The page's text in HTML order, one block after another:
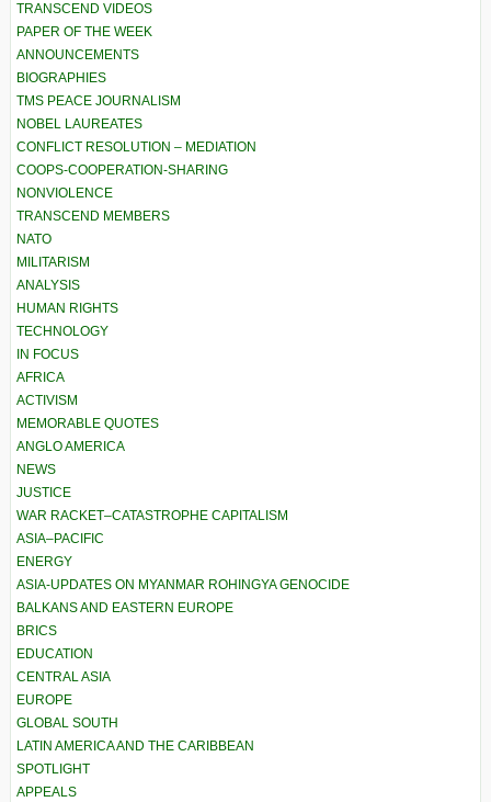
TRANSCEND VIDEOS
PAPER OF THE WEEK
ANNOUNCEMENTS
BIOGRAPHIES
TMS PEACE JOURNALISM
NOBEL LAUREATES
CONFLICT RESOLUTION – MEDIATION
COOPS-COOPERATION-SHARING
NONVIOLENCE
TRANSCEND MEMBERS
NATO
MILITARISM
ANALYSIS
HUMAN RIGHTS
TECHNOLOGY
IN FOCUS
AFRICA
ACTIVISM
MEMORABLE QUOTES
ANGLO AMERICA
NEWS
JUSTICE
WAR RACKET–CATASTROPHE CAPITALISM
ASIA–PACIFIC
ENERGY
ASIA-UPDATES ON MYANMAR ROHINGYA GENOCIDE
BALKANS AND EASTERN EUROPE
BRICS
EDUCATION
CENTRAL ASIA
EUROPE
GLOBAL SOUTH
LATIN AMERICA AND THE CARIBBEAN
SPOTLIGHT
APPEALS